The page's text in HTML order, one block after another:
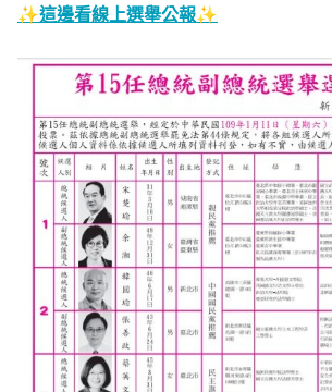
✨這邊看線上選舉公報✨